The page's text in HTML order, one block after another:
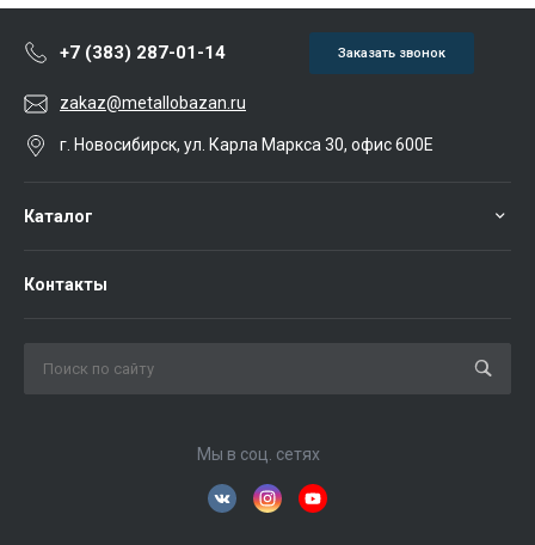
+7 (383) 287-01-14 Заказать звонок
zakaz@metallobazan.ru
г. Новосибирск, ул. Карла Маркса 30, офис 600Е
Каталог
Контакты
Мы в соц. сетях